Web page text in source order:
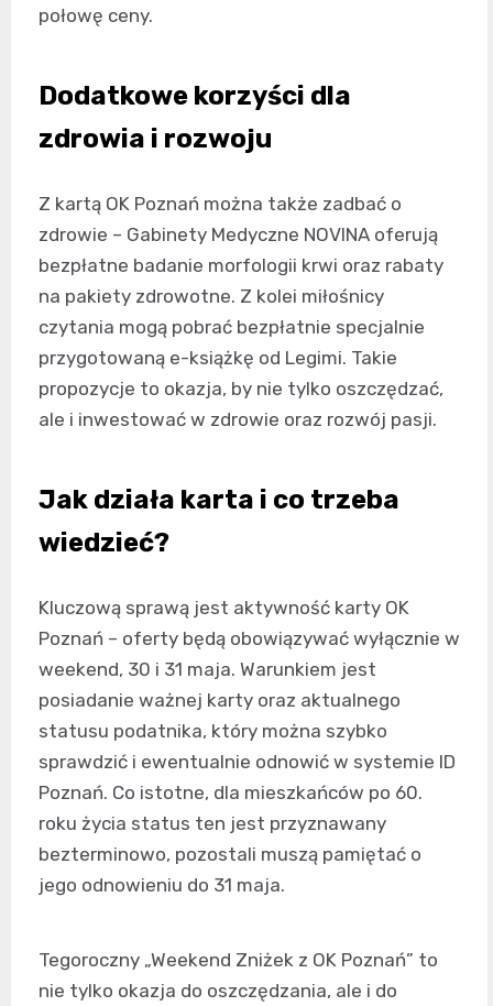
połowę ceny.
Dodatkowe korzyści dla
zdrowia i rozwoju
Z kartą OK Poznań można także zadbać o
zdrowie – Gabinety Medyczne NOVINA oferują
bezpłatne badanie morfologii krwi oraz rabaty
na pakiety zdrowotne. Z kolei miłośnicy
czytania mogą pobrać bezpłatnie specjalnie
przygotowaną e-książkę od Legimi. Takie
propozycje to okazja, by nie tylko oszczędzać,
ale i inwestować w zdrowie oraz rozwój pasji.
Jak działa karta i co trzeba
wiedzieć?
Kluczową sprawą jest aktywność karty OK
Poznań – oferty będą obowiązywać wyłącznie w
weekend, 30 i 31 maja. Warunkiem jest
posiadanie ważnej karty oraz aktualnego
statusu podatnika, który można szybko
sprawdzić i ewentualnie odnowić w systemie ID
Poznań. Co istotne, dla mieszkańców po 60.
roku życia status ten jest przyznawany
bezterminowo, pozostali muszą pamiętać o
jego odnowieniu do 31 maja.
Tegoroczny „Weekend Zniżek z OK Poznań” to
nie tylko okazja do oszczędzania, ale i do